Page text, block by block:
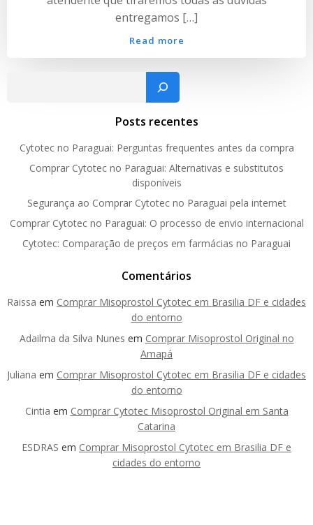
entregamos […]
Read more
Pesquisar
Posts recentes
Cytotec no Paraguai: Perguntas frequentes antes da compra
Comprar Cytotec no Paraguai: Alternativas e substitutos
disponíveis
Segurança ao Comprar Cytotec no Paraguai pela internet
Comprar Cytotec no Paraguai: O processo de envio internacional
Cytotec: Comparação de preços em farmácias no Paraguai
Comentários
Raissa em Comprar Misoprostol Cytotec em Brasilia DF e cidades
do entorno
Adailma da Silva Nunes em Comprar Misoprostol Original no
Amapá
Juliana em Comprar Misoprostol Cytotec em Brasilia DF e cidades
do entorno
Cintia em Comprar Cytotec Misoprostol Original em Santa
Catarina
ESDRAS em Comprar Misoprostol Cytotec em Brasilia DF e
cidades do entorno